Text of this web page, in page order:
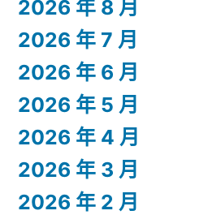
社〉
2026 年 8 月
2026 年 7 月
2026 年 6 月
2026 年 5 月
2026 年 4 月
2026 年 3 月
2026 年 2 月